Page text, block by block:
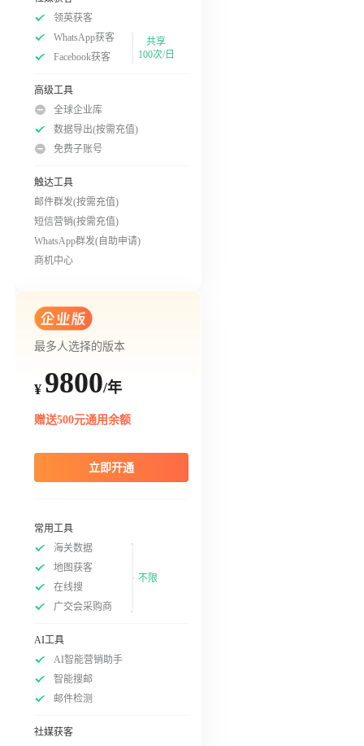
领英获客
WhatsApp获客
Facebook获客
共享
100次/日
高级工具
全球企业库
数据导出(按需充值)
免费子账号
触达工具
邮件群发(按需充值)
短信营销(按需充值)
WhatsApp群发(自助申请)
商机中心
最多人选择的版本
¥ 9800/年
赠送500元通用余额
立即开通
常用工具
海关数据
地图获客
在线搜
广交会采购商
不限
AI工具
AI智能营销助手
智能搜邮
邮件检测
社媒获客